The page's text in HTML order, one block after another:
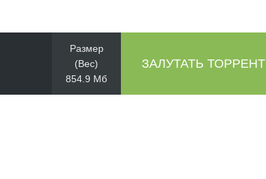
Размер
(Вес)
854.9 Мб
ЗАЛУТАТЬ ТОРРЕНТ